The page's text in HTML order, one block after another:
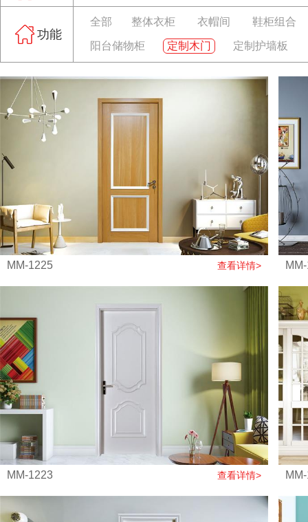
功能
全部 整体衣柜 衣帽间 鞋柜组合
阳台储物柜 定制木门 定制护墙板
MM-1225 查看详情>
MM-1223 查看详情>